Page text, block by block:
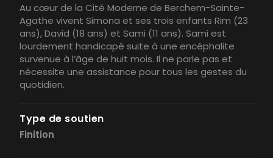
Au cœur de la Cité Moderne de Berchem-Sainte-
Agathe vivent Simona et ses trois enfants Rim (23
ans), David (18 ans) et Sami (11 ans). Sami est
lourdement handicapé suite à une encéphalite
survenue à l’âge de huit mois. Il ne parle pas et
nécessite une assistance pour tous les gestes du
quotidien.
Type de soutien
Finition